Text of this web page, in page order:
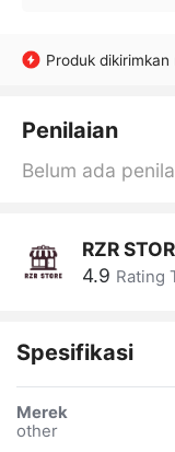
Produk dikirimkan
Penilaian
Belum ada
RZR
4.9 Rating
Spesifikasi
Merek
other